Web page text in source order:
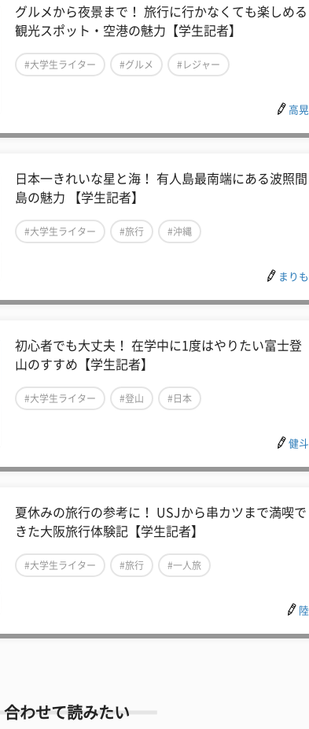
グルメから夜景まで！ 旅行に行かなくても楽しめる
観光スポット・空港の魅力【学生記者】
#大学生ライター #グルメ #レジャー
高晃
日本一きれいな星と海！ 有人島最南端にある波照間
島の魅力 【学生記者】
#大学生ライター #旅行 #沖縄
まりも
初心者でも大丈夫！ 在学中に1度はやりたい富士登
山のすすめ【学生記者】
#大学生ライター #登山 #日本
健斗
夏休みの旅行の参考に！ USJから串カツまで満喫で
きた大阪旅行体験記【学生記者】
#大学生ライター #旅行 #一人旅
陸
合わせて読みたい